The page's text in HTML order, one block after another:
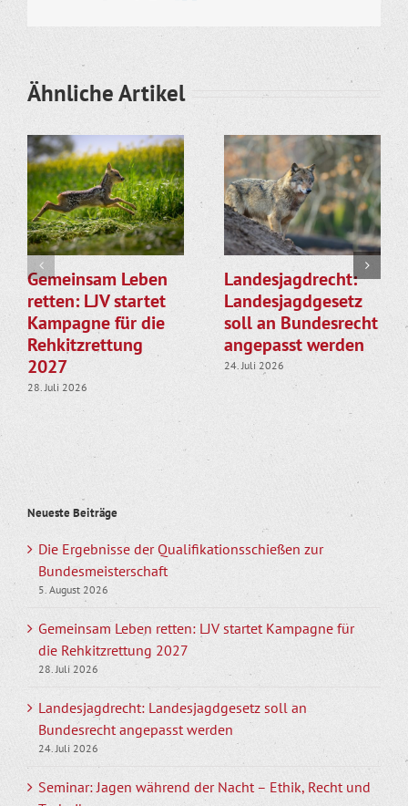
Ähnliche Artikel
Gemeinsam Leben
retten: LJV startet
Kampagne für die
Rehkitzrettung
2027
28. Juli 2026
Landesjagdrecht:
Landesjagdgesetz
soll an Bundesrecht
angepasst werden
24. Juli 2026
Neueste Beiträge
Die Ergebnisse der Qualifikationsschießen zur
Bundesmeisterschaft
5. August 2026
Gemeinsam Leben retten: LJV startet Kampagne für
die Rehkitzrettung 2027
28. Juli 2026
Landesjagdrecht: Landesjagdgesetz soll an
Bundesrecht angepasst werden
24. Juli 2026
Seminar: Jagen während der Nacht – Ethik, Recht und